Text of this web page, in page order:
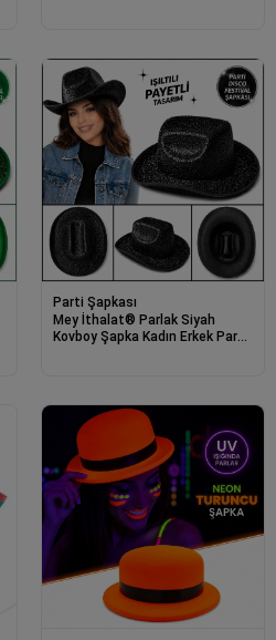
Parti Şapkası
Mey İthalat® Parlak Siyah
Kovboy Şapka Kadın Erkek Parti